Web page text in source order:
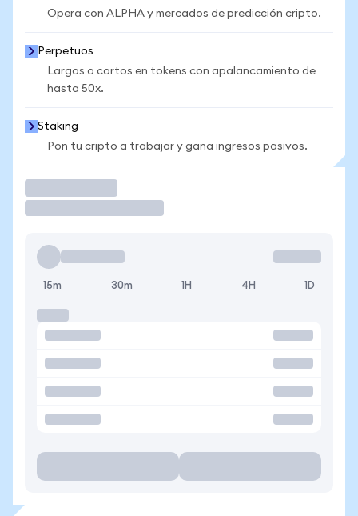
Opera con ALPHA y mercados de predicción cripto.
Perpetuos
Largos o cortos en tokens con apalancamiento de
hasta 50x.
Staking
Pon tu cripto a trabajar y gana ingresos pasivos.
15m 30m 1H 4H 1D